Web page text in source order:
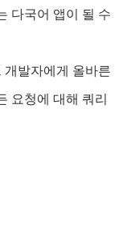
다국어 앱이 될 수
개발자에게 올바른
요청에 ​​대해 쿼리